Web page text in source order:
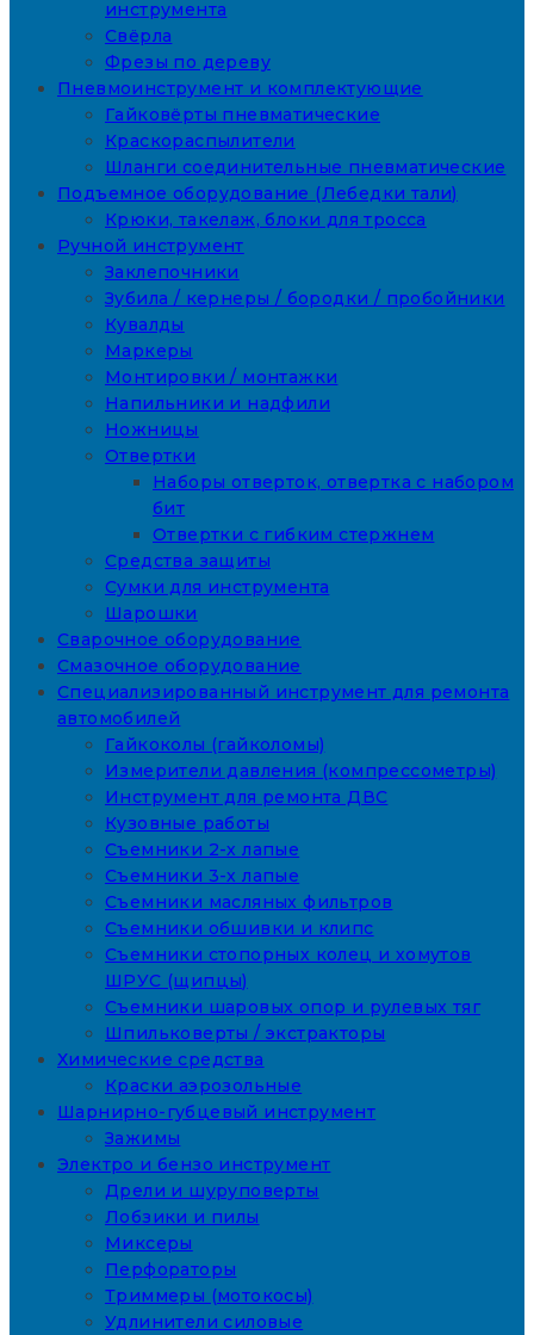
инструмента
Свёрла
Фрезы по дереву
Пневмоинструмент и комплектующие
Гайковёрты пневматические
Краскораспылители
Шланги соединительные пневматические
Подъемное оборудование (Лебедки тали)
Крюки, такелаж, блоки для тросса
Ручной инструмент
Заклепочники
Зубила / кернеры / бородки / пробойники
Кувалды
Маркеры
Монтировки / монтажки
Напильники и надфили
Ножницы
Отвертки
Наборы отверток, отвертка с набором
бит
Отвертки с гибким стержнем
Средства защиты
Сумки для инструмента
Шарошки
Сварочное оборудование
Смазочное оборудование
Специализированный инструмент для ремонта
автомобилей
Гайкоколы (гайколомы)
Измерители давления (компрессометры)
Инструмент для ремонта ДВС
Кузовные работы
Съемники 2-х лапые
Съемники 3-х лапые
Съемники масляных фильтров
Съемники обшивки и клипс
Съемники стопорных колец и хомутов
ШРУС (щипцы)
Съемники шаровых опор и рулевых тяг
Шпильковерты / экстракторы
Химические средства
Краски аэрозольные
Шарнирно-губцевый инструмент
Зажимы
Электро и бензо инструмент
Дрели и шуруповерты
Лобзики и пилы
Миксеры
Перфораторы
Триммеры (мотокосы)
Удлинители силовые